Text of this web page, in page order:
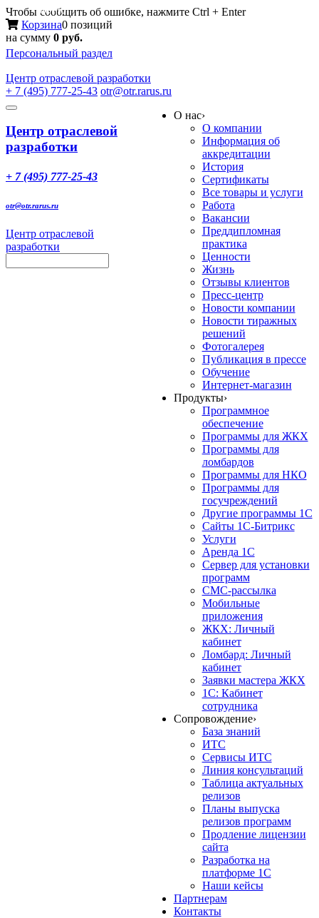
Чтобы сообщить об ошибке, нажмите Ctrl + Enter
Корзина0 позиций
на сумму 0 руб.
Персональный раздел
Центр отраслевой разработки
+ 7 (495) 777-25-43 otr@otr.rarus.ru
Toggle
Меню
Центр отраслевой
разработки
+ 7 (495) 777-25-43
otr@otr.rarus.ru
Центр отраслевой
разработки
О нас›
О компании
Информация об
аккредитации
История
Сертификаты
Все товары и услуги
Работа
Вакансии
Преддипломная
практика
Ценности
Жизнь
Отзывы клиентов
Пресс-центр
Новости компании
Новости тиражных
решений
Фотогалерея
Публикация в прессе
Обучение
Интернет-магазин
Продукты›
Программное
обеспечение
Программы для ЖКХ
Программы для
ломбардов
Программы для НКО
Программы для
госучреждений
Другие программы 1С
Сайты 1С-Битрикс
Услуги
Аренда 1С
Сервер для установки
программ
СМС-рассылка
Мобильные
приложения
ЖКХ: Личный
кабинет
Ломбард: Личный
кабинет
Заявки мастера ЖКХ
1С: Кабинет
сотрудника
Сопровождение›
База знаний
ИТС
Сервисы ИТС
Линия консультаций
Таблица актуальных
релизов
Планы выпуска
релизов программ
Продление лицензии
сайта
Разработка на
платформе 1С
Наши кейсы
Партнерам
Контакты